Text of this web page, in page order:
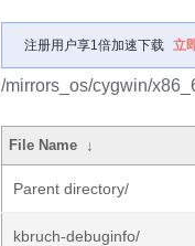
注册用户享1倍加速下载 立
/mirrors_os/cygwin/
File Name ↓
Parent directory/
kbruch-debuginfo/